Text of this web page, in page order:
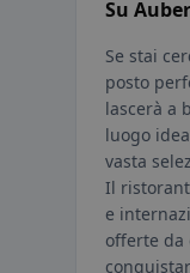
Su
Se stai
posto
lascerà a
luogo
vasta
Il
e
offerte da